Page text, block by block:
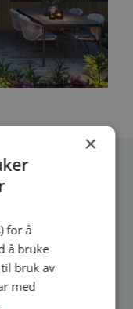
×
for å
å bruke
bruk av
med